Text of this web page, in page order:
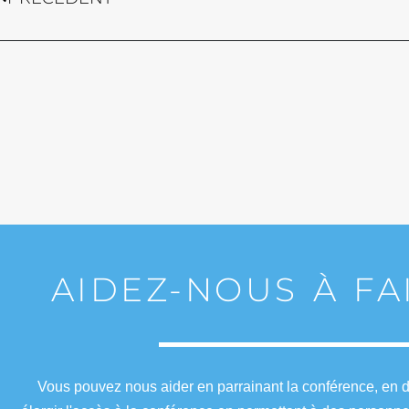
AIDEZ-NOUS À
Vous pouvez nous aider en parrainant la conférence, en